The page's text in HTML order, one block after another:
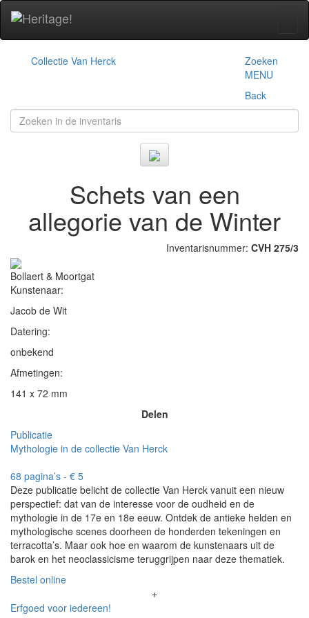
Collectie Van Herck
Zoeken
MENU
Back
Schets van een
allegorie van de Winter
Inventarisnummer: CVH 275/3
Bollaert & Moortgat
Kunstenaar:
Jacob de Wit
Datering:
onbekend
Afmetingen:
141 x 72 mm
Delen
Publicatie
Mythologie in de collectie Van Herck
68 pagina’s - € 5
Deze publicatie belicht de collectie Van Herck vanuit een nieuw
perspectief: dat van de interesse voor de oudheid en de
mythologie in de 17e en 18e eeuw. Ontdek de antieke helden en
mythologische scenes doorheen de honderden tekeningen en
terracotta’s. Maar ook hoe en waarom de kunstenaars uit de
barok en het neoclassicisme teruggrijpen naar deze thematiek.
Bestel online
+
Erfgoed voor iedereen!